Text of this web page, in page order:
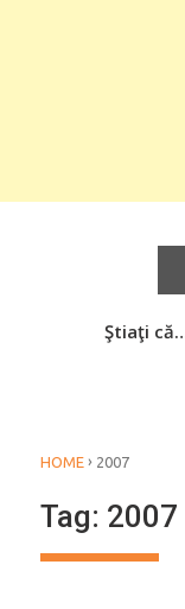
Ştiaţi
HOME › 2007
Tag: 2007